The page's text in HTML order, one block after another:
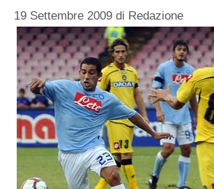
19 Settembre 2009 di Redazione